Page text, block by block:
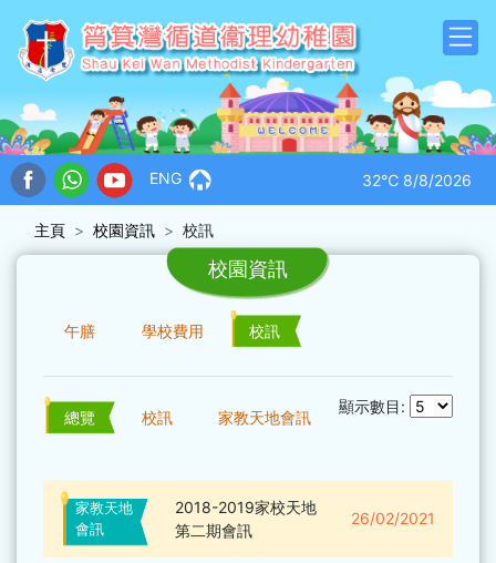
32℃ 8/8/2026
ENG
主頁 校園資訊 校訊
校園資訊
午膳 學校費用 校訊
顯示數目:
總覽 校訊 家教天地會訊
家教天地
會訊
2018-2019家校天地
第二期會訊
26/02/2021